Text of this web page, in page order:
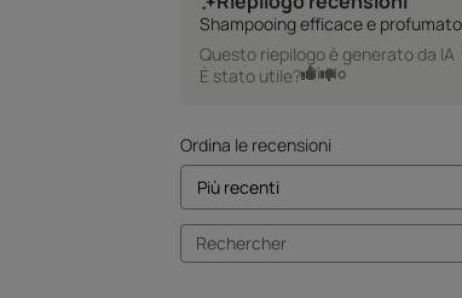
Shampooing efficace e
Questo riepilogo è generato da IA
È stato utile? Sì No
Ordina le recensioni